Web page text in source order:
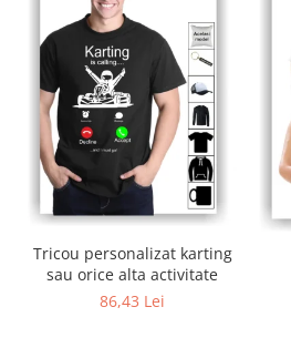
Tricou personalizat karting
sau orice alta activitate
86,43 Lei